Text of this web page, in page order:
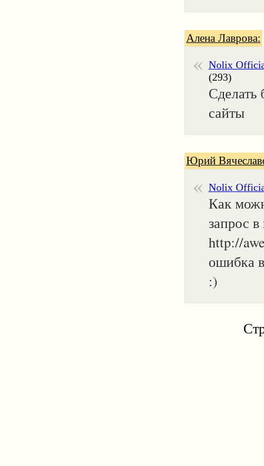
Алена Лаврова:
Nolix
(293)
Сделать
сайты
Юрий
Nolix
Как
запрос
http://
ошибка
:)